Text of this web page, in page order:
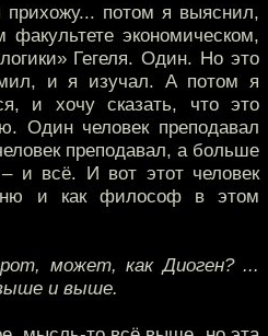
потом я выяснил,
экономическом,
Гегеля. Один. Но это
и я изучал. А потом я
и хочу сказать, что это
Один человек преподавал
преподавал, а больше
и всё. И вот этот человек
и как философ в этом
может, как Диоген? ...
и выше.